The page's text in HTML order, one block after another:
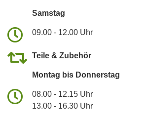
Samstag
09.00 - 12.00 Uhr
Teile & Zubehör
Montag bis Donnerstag
08.00 - 12.15 Uhr
13.00 - 16.30 Uhr